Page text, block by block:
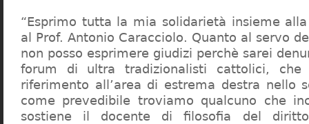
“Esprimo tutta la mia solidarietà insieme
al Prof. Antonio Caracciolo. Quanto al servo
non posso esprimere giudizi perchè sarei
forum di ultra tradizionalisti cattolici,
riferimento all’area di estrema destra nello
come prevedibile troviamo qualcuno che
sostiene il docente di filosofia del